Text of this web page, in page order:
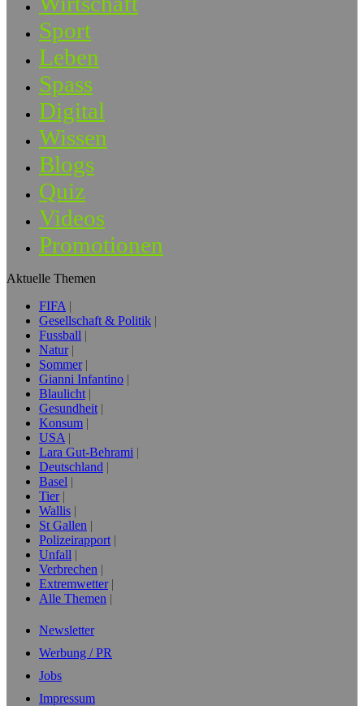
Sport
Leben
Spass
Digital
Wissen
Blogs
Quiz
Videos
Promotionen
Aktuelle Themen
FIFA
Gesellschaft & Politik
Fussball
Natur
Sommer
Gianni Infantino
Blaulicht
Gesundheit
Konsum
USA
Lara Gut-Behrami
Deutschland
Basel
Tier
Wallis
St Gallen
Polizeirapport
Unfall
Verbrechen
Extremwetter
Alle Themen
Newsletter
Werbung / PR
Jobs
Impressum